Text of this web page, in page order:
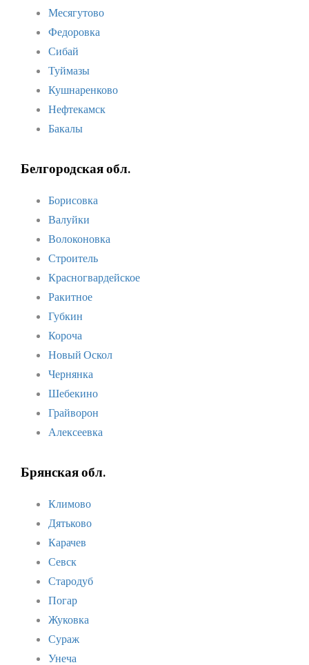
Месягутово
Федоровка
Сибай
Туймазы
Кушнаренково
Нефтекамск
Бакалы
Белгородская обл.
Борисовка
Валуйки
Волоконовка
Строитель
Красногвардейское
Ракитное
Губкин
Короча
Новый Оскол
Чернянка
Шебекино
Грайворон
Алексеевка
Брянская обл.
Климово
Дятьково
Карачев
Севск
Стародуб
Погар
Жуковка
Сураж
Унеча